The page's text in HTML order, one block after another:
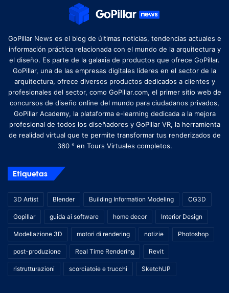
GoPillar News es el blog de últimas noticias, tendencias actuales e
información práctica relacionada con el mundo de la arquitectura y
el diseño. Es parte de la galaxia de productos que ofrece GoPillar.
GoPillar, una de las empresas digitales líderes en el sector de la
arquitectura, ofrece diversos productos dedicados a clientes y
profesionales del sector, como GoPillar.com, el primer sitio web de
concursos de diseño online del mundo para ciudadanos privados,
GoPillar Academy, la plataforma e-learning dedicada a la mejora
profesional de todos los diseñadores y GoPillar VR, la herramienta
de realidad virtual que te permite transformar tus renderizados de
360 ​​° en Tours Virtuales completos.
Etiquetas
3D Artist Blender Building Information Modeling CG3D
Gopillar guida ai software home decor Interior Design
Modellazione 3D motori di rendering notizie Photoshop
post-produzione Real Time Rendering Revit
ristrutturazioni scorciatoie e trucchi SketchUP